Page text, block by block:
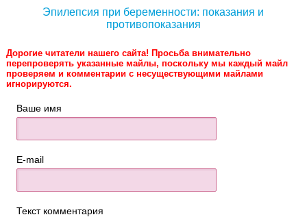
Эпилепсия при беременности: показания и
противопоказания
Дорогие читатели нашего сайта! Просьба внимательно
перепроверять указанные майлы, поскольку мы каждый майл
проверяем и комментарии с несуществующими майлами
игнорируются.
Ваше имя
E-mail
Текст комментария